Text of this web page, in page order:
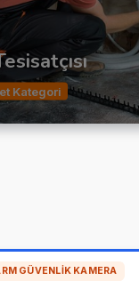
Kategori
GÜVENLIK KAMERA